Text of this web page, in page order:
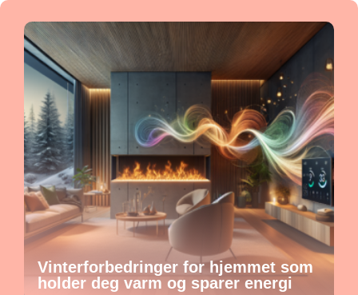
Vinterforbedringer for hjemmet som
holder deg varm og sparer energi